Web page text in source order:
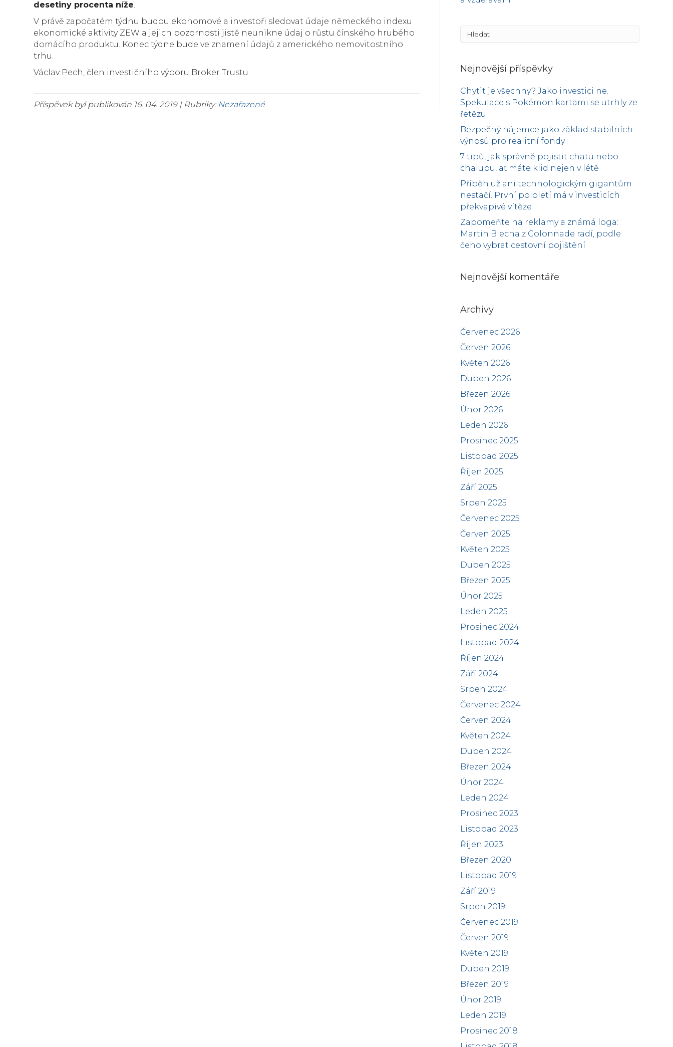
desetiny procenta níže.
V právě započatém týdnu budou ekonomové a investoři sledovat údaje německého indexu
ekonomické aktivity ZEW a jejich pozornosti jistě neunikne údaj o růstu čínského hrubého
domácího produktu. Konec týdne bude ve znamení údajů z amerického nemovitostního
trhu.
Václav Pech, člen investičního výboru Broker Trustu
Příspěvek byl publikován 16. 04. 2019 | Rubriky: Nezařazené
Nejnovější příspěvky
Chytit je všechny? Jako investici ne.
Spekulace s Pokémon kartami se utrhly ze
řetězu
Bezpečný nájemce jako základ stabilních
výnosů pro realitní fondy
7 tipů, jak správně pojistit chatu nebo
chalupu, ať máte klid nejen v létě
Příběh už ani technologickým gigantům
nestačí. První pololetí má v investicích
překvapivé vítěze
Zapomeňte na reklamy a známá loga:
Martin Blecha z Colonnade radí, podle
čeho vybrat cestovní pojištění
Nejnovější komentáře
Archivy
Červenec 2026
Červen 2026
Květen 2026
Duben 2026
Březen 2026
Únor 2026
Leden 2026
Prosinec 2025
Listopad 2025
Říjen 2025
Září 2025
Srpen 2025
Červenec 2025
Červen 2025
Květen 2025
Duben 2025
Březen 2025
Únor 2025
Leden 2025
Prosinec 2024
Listopad 2024
Říjen 2024
Září 2024
Srpen 2024
Červenec 2024
Červen 2024
Květen 2024
Duben 2024
Březen 2024
Únor 2024
Leden 2024
Prosinec 2023
Listopad 2023
Říjen 2023
Březen 2020
Listopad 2019
Září 2019
Srpen 2019
Červenec 2019
Červen 2019
Květen 2019
Duben 2019
Březen 2019
Únor 2019
Leden 2019
Prosinec 2018